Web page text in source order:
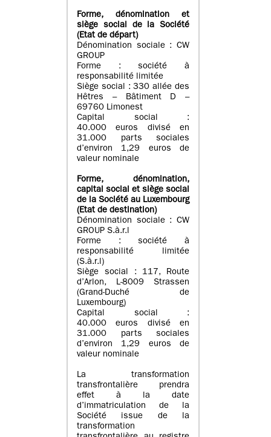
Forme, dénomination et
siège social de la Société
(Etatde départ)
Dénomination sociale : CW
GROUP
Forme : société à
responsabilité limitée
Siège social : 330 allée des
Hêtres – Bâtiment D –
69760 Limonest
Capital social :
40.000 euros divisé en
31.000 parts sociales
d’environ 1,29 euros de
valeur nominale
Forme, dénomination,
capital social et siège social
de la Société au Luxembourg
(Etat de destination)
Dénomination sociale : CW
GROUP S.à.r.l
Forme : société à
responsabilité limitée
(S.à.r.l)
Siège social : 117, Route
d’Arlon, L-8009 Strassen
(Grand-Duché de
Luxembourg)
Capital social :
40.000 euros divisé en
31.000 parts sociales
d’environ 1,29 euros de
valeur nominale
La transformation
transfrontalière prendra
effet à la date
d’immatriculation de la
Société issue de la
transformation